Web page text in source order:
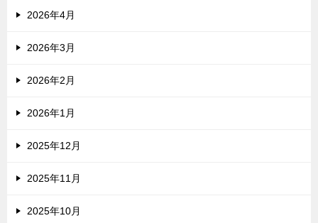
2026年4月
2026年3月
2026年2月
2026年1月
2025年12月
2025年11月
2025年10月